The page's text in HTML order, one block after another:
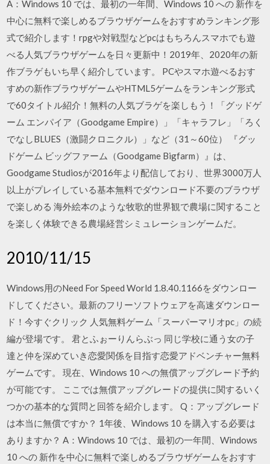
A：Windows 10 では、最初の一年間、Windows 10 への 新作を
中心に無料で楽しめるブラウザゲームをおすすめランキング形
式で紹介します！rpgや対戦型などpcはもちろんスマホでも遊
べる人気ブラウザゲームを日々更新中！2019年、2020年の新
作ブラゲもいち早く紹介しています。 PCやスマホ遊べるおす
すめの新作ブラウザゲームやHTML5ゲームをランキング形式
で60タイトル紹介！無料の人気ブラゲを楽しもう！「グッドゲ
ーム エンパイア（Goodgame Empire）」「キャラフレ」「ろく
でなしBLUES（激闘クロニクル）」など（31～60位） 『グッ
ドゲーム ビッグファーム（Goodgame Bigfarm）』は、
Goodgame Studiosが2016年より配信しており、世界3000万人
以上がプレイしている基本無料でダウンロード不要のブラウザ
で楽しめる 海外絵本のような牧歌的世界観で農場に関すること
を楽しく体験できる農場経営シミュレーションゲームだ。
2010/11/15
Windows用のNeed For Speed World 1.8.40.1166をダウンロー
ドしてください。最新のフリーソフトウェアを高速ダウンロー
ド！今すぐクリック 人気無料ゲーム「スーパーマリオpc」の続
編が登場です。 君とふぉーりんらぶっ 同じ学校に通う女の子
達と仲を深めていき恋愛関係を目指す恋愛アドベンチャー無料
ゲームです。 現在、Windows 10 への無償アップグレード予約
が可能です。 ここでは無償アップグレードの提供に関するいく
つかの基本的な質問と回答を紹介します。 Q：アップグレード
は本当に無償ですか？ 1年後、Windows 10 を購入する必要は
ありますか？ A：Windows 10 では、最初の一年間、Windows
10 への 新作を中心に無料で楽しめるブラウザゲームをおすす